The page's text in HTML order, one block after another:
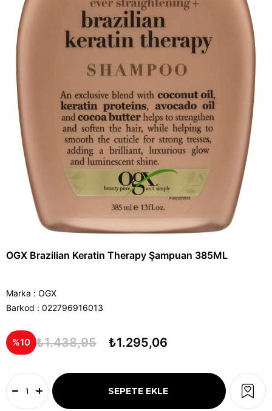
OGX Brazilian Keratin Therapy Şampuan 385ML
Marka : OGX
Barkod : 022796916013
10 ₺1.438,95 ₺1.295,06